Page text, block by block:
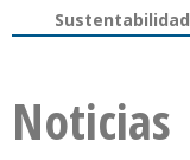
Sustentabilidad
Noticias